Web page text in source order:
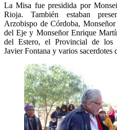
La Misa fue presidida por
Rioja. También estaban
Arzobispo de Córdoba,
del Eje y Monseñor Enrique
del Estero, el Provincial de los
Javier Fontana y varios